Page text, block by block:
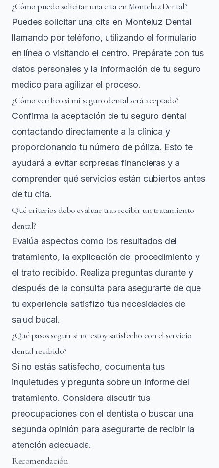
¿Cómo puedo solicitar una cita en Monteluz Dental?
Puedes solicitar una cita en Monteluz Dental
llamando por teléfono, utilizando el formulario
en línea o visitando el centro. Prepárate con tus
datos personales y la información de tu seguro
médico para agilizar el proceso.
¿Cómo verifico si mi seguro dental será aceptado?
Confirma la aceptación de tu seguro dental
contactando directamente a la clínica y
proporcionando tu número de póliza. Esto te
ayudará a evitar sorpresas financieras y a
comprender qué servicios están cubiertos antes
de tu cita.
Qué criterios debo evaluar tras recibir un tratamiento
dental?
Evalúa aspectos como los resultados del
tratamiento, la explicación del procedimiento y
el trato recibido. Realiza preguntas durante y
después de la consulta para asegurarte de que
tu experiencia satisfizo tus necesidades de
salud bucal.
¿Qué pasos seguir si no estoy satisfecho con el servicio
dental recibido?
Si no estás satisfecho, documenta tus
inquietudes y pregunta sobre un informe del
tratamiento. Considera discutir tus
preocupaciones con el dentista o buscar una
segunda opinión para asegurarte de recibir la
atención adecuada.
Recomendación